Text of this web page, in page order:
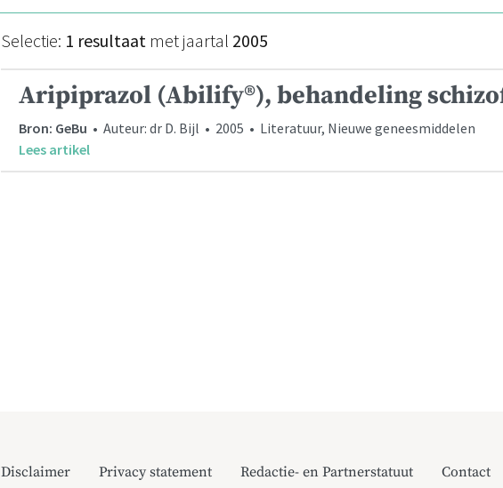
Selectie: 1 resultaat met jaartal 2005
Aripiprazol (Abilify®), behandeling
Bron: GeBu • Auteur: dr D. Bijl • 2005 • Literatuur, Nieuwe geneesmiddelen
Lees artikel
Disclaimer Privacy statement Redactie- en Partnerstatuut Contact